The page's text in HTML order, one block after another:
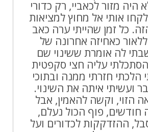
היה מזור לכאביי, רק כדורי
אותי אל מחוץ למציאות
כל זמן שהייתי ערה כאב
כאחיזה אחרונה של
לה אומרת ששינוי שם
הסתכלתי עליה חצי סקפטית
הלכתי חזרתי ממנה ובתוכי
ועשיתי איתה את השינוי.
הזוי, וקשה להאמין, אבל
חודשים, פוף הכול נעלם,
ההזדקקות לכדורים ועל